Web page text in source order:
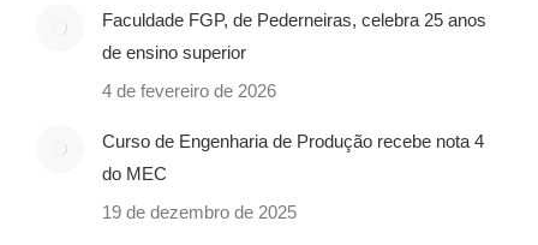
Faculdade FGP, de Pederneiras, celebra 25 anos
de ensino superior
4 de fevereiro de 2026
Curso de Engenharia de Produção recebe nota 4
do MEC
19 de dezembro de 2025